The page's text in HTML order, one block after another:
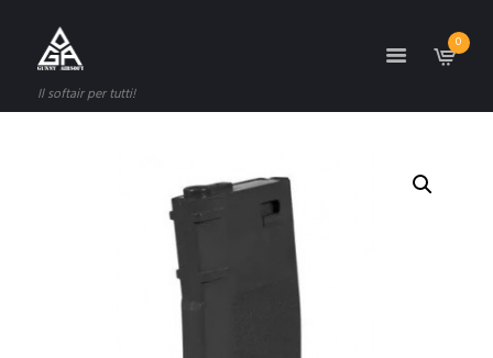
Il softair per tutti!
0